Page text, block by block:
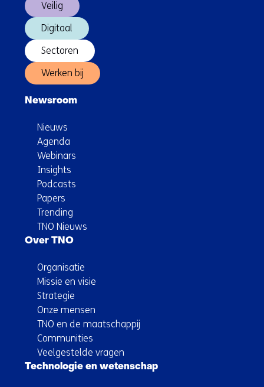
Veilig
Digitaal
Sectoren
Werken bij
Newsroom
Nieuws
Agenda
Webinars
Insights
Podcasts
Papers
Trending
TNO Nieuws
Over TNO
Organisatie
Missie en visie
Strategie
Onze mensen
TNO en de maatschappij
Communities
Veelgestelde vragen
Technologie en wetenschap